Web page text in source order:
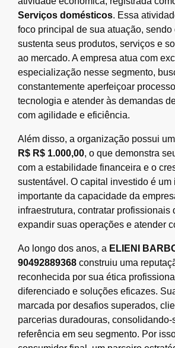
Serviços domésticos. Essa
foco principal de sua atuação, sendo
sustenta seus produtos, serviços e
ao mercado. A empresa atua com
especialização nesse segmento,
constantemente aperfeiçoar
tecnologia e atender às demandas
com agilidade e eficiência.
Além disso, a organização possui
R$ R$ 1.000,00, o que demonstra
com a estabilidade financeira e o
sustentável. O capital investido é um
importante da capacidade da
infraestrutura, contratar profissionais
expandir suas operações e atender
Ao longo dos anos, a ELIENI
90492889368 construiu uma
reconhecida por sua ética
diferenciado e soluções eficazes.
marcada por desafios superados,
parcerias duradouras, consolidando-
referência em seu segmento. Por